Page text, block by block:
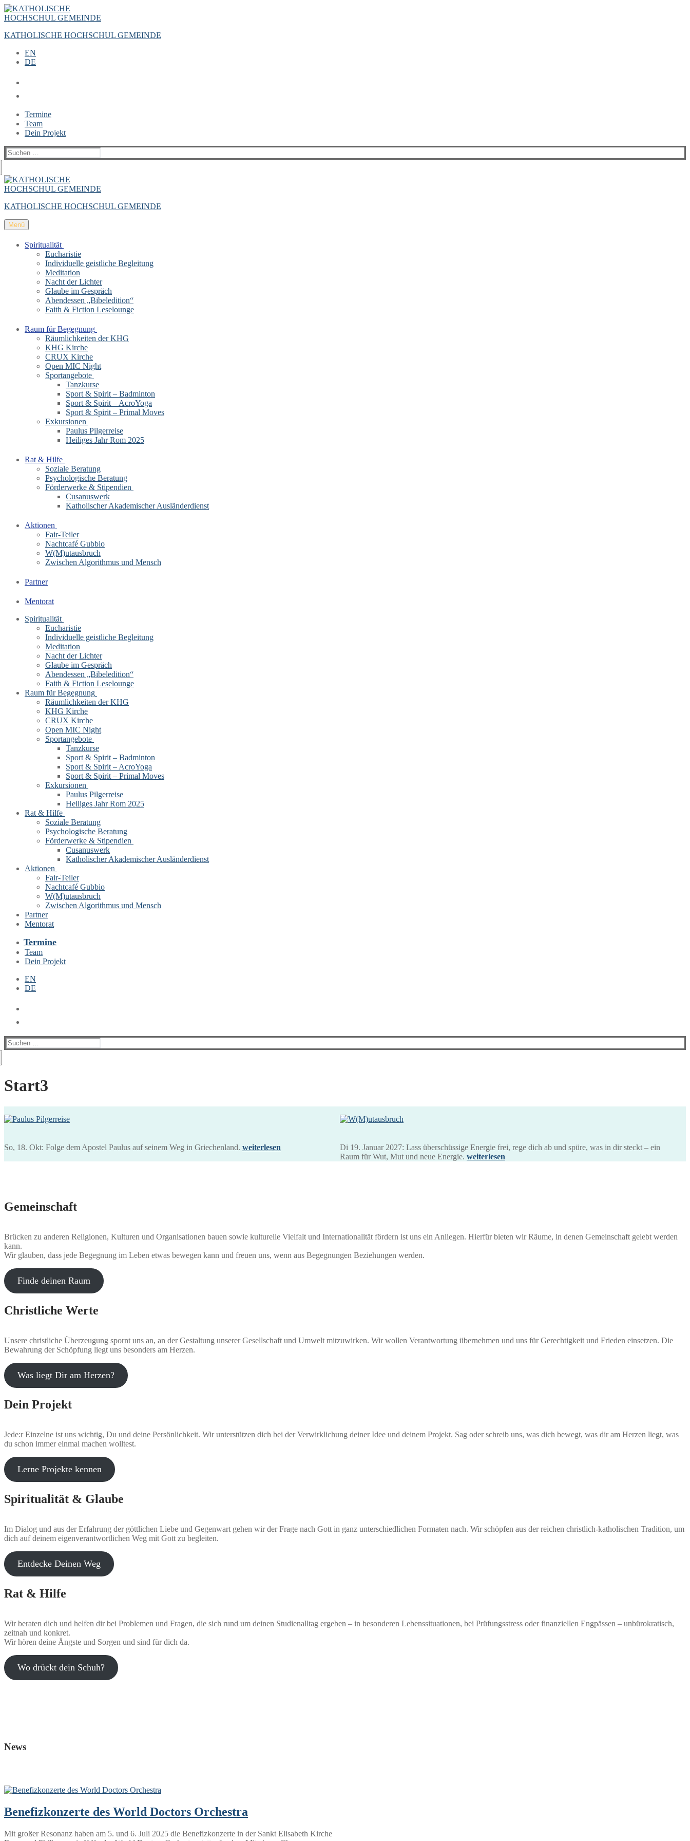
Zum
Inhalt
Menü
Schließen
KATHOLISCHE HOCHSCHUL GEMEINDE
EN
DE
Termine
Team
Dein Projekt
Suchen
nach:
KATHOLISCHE HOCHSCHUL GEMEINDE
Menü
Spiritualität
Eucharistie
Individuelle geistliche Begleitung
Meditation
Nacht der Lichter
Glaube im Gespräch
Abendessen „Bibeledition“
Faith & Fiction Leselounge
Raum für Begegnung
Räumlichkeiten der KHG
KHG Kirche
CRUX Kirche
Open MIC Night
Sportangebote
Tanzkurse
Sport & Spirit – Badminton
Sport & Spirit – AcroYoga
Sport & Spirit – Primal Moves
Exkursionen
Paulus Pilgerreise
Heiliges Jahr Rom 2025
Rat & Hilfe
Soziale Beratung
Psychologische Beratung
Förderwerke & Stipendien
Cusanuswerk
Katholischer Akademischer Ausländerdienst
Aktionen
Fair-Teiler
Nachtcafé Gubbio
W(M)utausbruch
Zwischen Algorithmus und Mensch
Partner
Mentorat
Spiritualität
Eucharistie
Individuelle geistliche Begleitung
Meditation
Nacht der Lichter
Glaube im Gespräch
Abendessen „Bibeledition“
Faith & Fiction Leselounge
Raum für Begegnung
Räumlichkeiten der KHG
KHG Kirche
CRUX Kirche
Open MIC Night
Sportangebote
Tanzkurse
Sport & Spirit – Badminton
Sport & Spirit – AcroYoga
Sport & Spirit – Primal Moves
Exkursionen
Paulus Pilgerreise
Heiliges Jahr Rom 2025
Rat & Hilfe
Soziale Beratung
Psychologische Beratung
Förderwerke & Stipendien
Cusanuswerk
Katholischer Akademischer Ausländerdienst
Aktionen
Fair-Teiler
Nachtcafé Gubbio
W(M)utausbruch
Zwischen Algorithmus und Mensch
Partner
Mentorat
Termine
Team
Dein Projekt
EN
DE
Suchen
nach:
Start3
So, 18. Okt: Folge dem Apostel Paulus auf seinem Weg in Griechenland. weiterlesen
Di 19. Januar 2027: Lass überschüssige Energie frei, rege dich ab und spüre, was in dir steckt – ein
Raum für Wut, Mut und neue Energie. weiterlesen
Gemeinschaft
Brücken zu anderen Religionen, Kulturen und Organisationen bauen sowie kulturelle Vielfalt und Internationalität fördern ist uns ein Anliegen. Hierfür bieten wir Räume, in denen Gemeinschaft gelebt werden
kann.
Wir glauben, dass jede Begegnung im Leben etwas bewegen kann und freuen uns, wenn aus Begegnungen Beziehungen werden.
Finde deinen Raum
Christliche Werte
Unsere christliche Überzeugung spornt uns an, an der Gestaltung unserer Gesellschaft und Umwelt mitzuwirken. Wir wollen Verantwortung übernehmen und uns für Gerechtigkeit und Frieden einsetzen. Die
Bewahrung der Schöpfung liegt uns besonders am Herzen.
Was liegt Dir am Herzen?
Dein Projekt
Jede:r Einzelne ist uns wichtig, Du und deine Persönlichkeit. Wir unterstützen dich bei der Verwirklichung deiner Idee und deinem Projekt. Sag oder schreib uns, was dich bewegt, was dir am Herzen liegt, was
du schon immer einmal machen wolltest.
Lerne Projekte kennen
Spiritualität & Glaube
Im Dialog und aus der Erfahrung der göttlichen Liebe und Gegenwart gehen wir der Frage nach Gott in ganz unterschiedlichen Formaten nach. Wir schöpfen aus der reichen christlich-katholischen Tradition, um
dich auf deinem eigenverantwortlichen Weg mit Gott zu begleiten.
Entdecke Deinen Weg
Rat & Hilfe
Wir beraten dich und helfen dir bei Problemen und Fragen, die sich rund um deinen Studienalltag ergeben – in besonderen Lebenssituationen, bei Prüfungsstress oder finanziellen Engpässen – unbürokratisch,
zeitnah und konkret.
Wir hören deine Ängste und Sorgen und sind für dich da.
Wo drückt dein Schuh?
News
Benefizkonzerte des World Doctors Orchestra
Mit großer Resonanz haben am 5. und 6. Juli 2025 die Benefizkonzerte in der Sankt Elisabeth Kirche